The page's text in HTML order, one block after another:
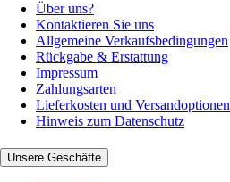
Über uns?
Kontaktieren Sie uns
Allgemeine Verkaufsbedingungen
Rückgabe & Erstattung
Impressum
Zahlungsarten
Lieferkosten und Versandoptionen
Hinweis zum Datenschutz
Unsere Geschäfte